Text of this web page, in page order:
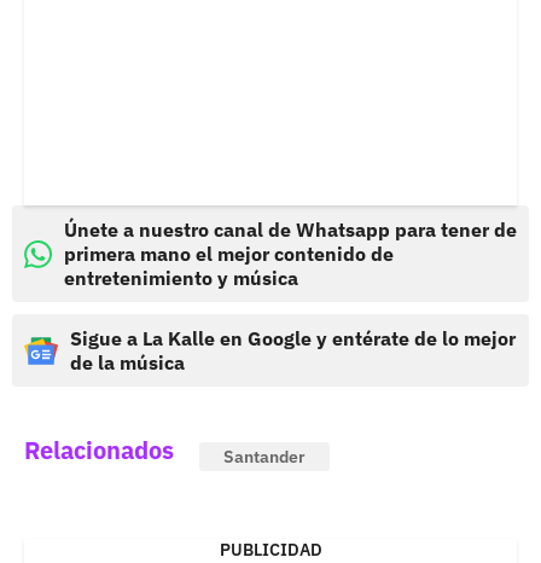
Únete a nuestro canal de Whatsapp para tener de
primera mano el mejor contenido de
entretenimiento y música
Sigue a La Kalle en Google y entérate de lo mejor
de la música
Relacionados Santander
PUBLICIDAD